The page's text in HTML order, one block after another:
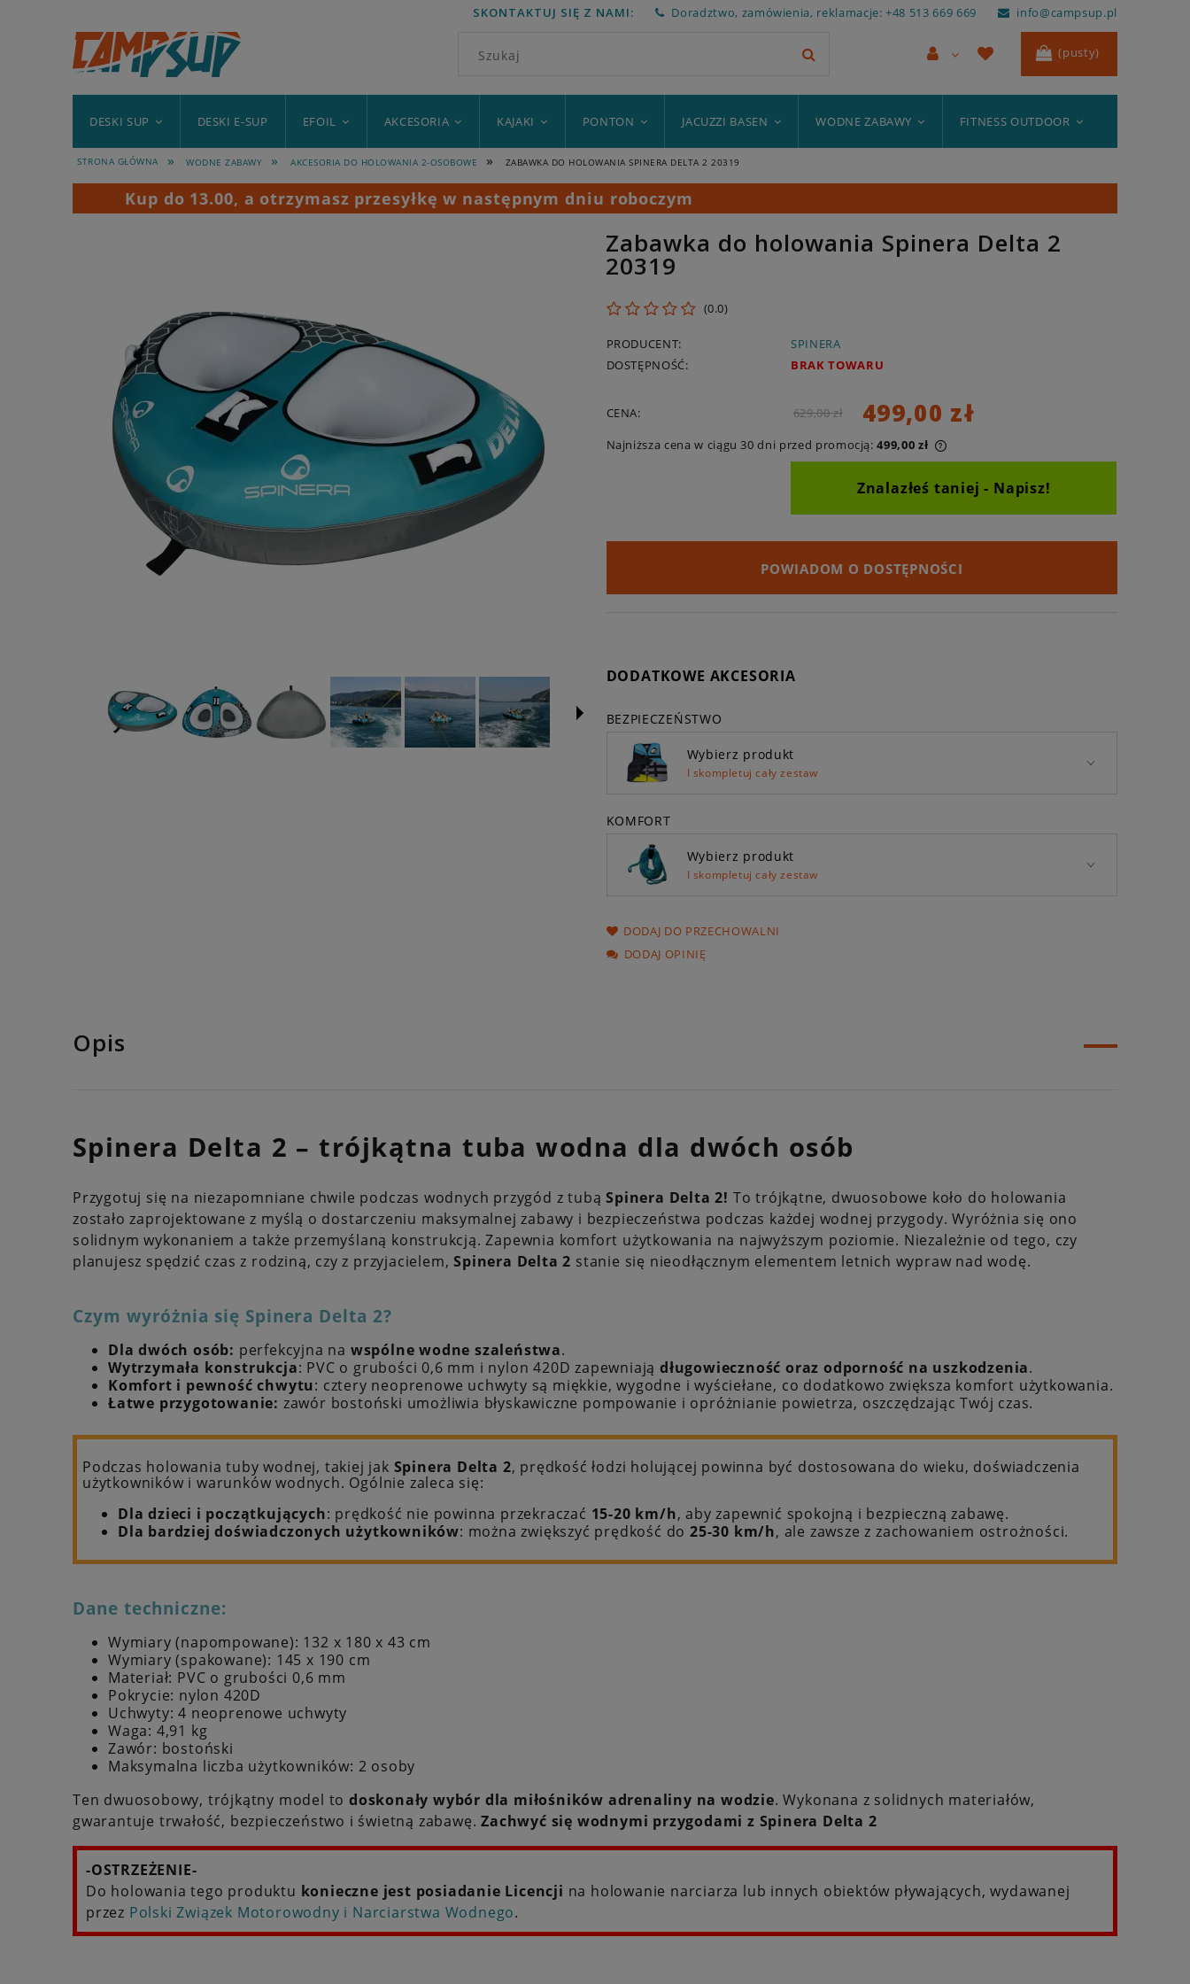
SKONTAKTUJ SIĘ Z NAMI: Doradztwo, zamówienia, reklamacje: +48 513 669 669 info@campsup.pl
(pusty)
DESKI SUP DESKI E-SUP EFOIL AKCESORIA KAJAKI PONTON JACUZZI BASEN WODNE ZABAWY FITNESS OUTDOOR
STRONA GŁÓWNA » WODNE ZABAWY » AKCESORIA DO HOLOWANIA 2-OSOBOWE » ZABAWKA DO HOLOWANIA SPINERA DELTA 2 20319
Kup do 13.00, a otrzymasz przesyłkę w następnym dniu roboczym
Zabawka do holowania Spinera Delta 2
20319
0.0
PRODUCENT:
SPINERA
DOSTĘPNOŚĆ:
BRAK TOWARU
CENA: 629,00 zł 499,00 zł
Najniższa cena w ciągu 30 dni przed promocją:499,00 zł
Znalazłeś taniej - Napisz!
POWIADOM O DOSTĘPNOŚCI
DODATKOWE AKCESORIA
BEZPIECZEŃSTWO
Wybierz produkt
I skompletuj cały zestaw
KOMFORT
Wybierz produkt
I skompletuj cały zestaw
DODAJ DO PRZECHOWALNI
DODAJ OPINIĘ
Opis
Spinera Delta 2 – trójkątna tuba wodna dla dwóch osób
Przygotuj się na niezapomniane chwile podczas wodnych przygód z tubąSpinera Delta 2! To trójkątne, dwuosobowe koło do holowania
zostało zaprojektowane z myślą o dostarczeniu maksymalnej zabawy i bezpieczeństwa podczas każdej wodnej przygody. Wyróżnia się ono
solidnym wykonaniem a także przemyślaną konstrukcją. Zapewnia komfort użytkowania na najwyższym poziomie. Niezależnie od tego, czy
planujesz spędzić czas z rodziną, czy z przyjacielem,Spinera Delta 2 stanie się nieodłącznym elementem letnich wypraw nad wodę.
Czym wyróżnia się Spinera Delta 2?
Dla dwóch osób: perfekcyjna na wspólne wodne szaleństwa.
Wytrzymała konstrukcja: PVC o grubości 0,6 mm i nylon 420D zapewniają długowieczność oraz odporność na uszkodzenia.
Komfort i pewność chwytu: cztery neoprenowe uchwyty są miękkie, wygodne i wyściełane, co dodatkowo zwiększa komfort użytkowania.
Łatwe przygotowanie: zawór bostoński umożliwia błyskawiczne pompowanie i opróżnianie powietrza, oszczędzając Twój czas.
Podczas holowania tuby wodnej, takiej jak Spinera Delta 2, prędkość łodzi holującej powinna być dostosowana do wieku, doświadczenia
użytkowników i warunków wodnych. Ogólnie zaleca się:
Dla dzieci i początkujących: prędkość nie powinna przekraczać 15-20 km/h, aby zapewnić spokojną i bezpieczną zabawę.
Dla bardziej doświadczonych użytkowników: można zwiększyć prędkość do 25-30 km/h, ale zawsze z zachowaniem ostrożności.
Dane techniczne:
Wymiary (napompowane): 132 x 180 x 43 cm
Wymiary (spakowane): 145 x 190 cm
Materiał: PVC o grubości 0,6 mm
Pokrycie: nylon 420D
Uchwyty: 4 neoprenowe uchwyty
Waga: 4,91 kg
Zawór: bostoński
Maksymalna liczba użytkowników: 2 osoby
Ten dwuosobowy, trójkątny model to doskonały wybór dla miłośników adrenaliny na wodzie. Wykonana z solidnych materiałów,
gwarantuje trwałość, bezpieczeństwo i świetną zabawę.Zachwyć się wodnymi przygodami z Spinera Delta 2
-OSTRZEŻENIE-
Do holowania tego produktu konieczne jest posiadanie Licencji na holowanie narciarza lub innych obiektów pływających, wydawanej
przez Polski Związek Motorowodny i Narciarstwa Wodnego.